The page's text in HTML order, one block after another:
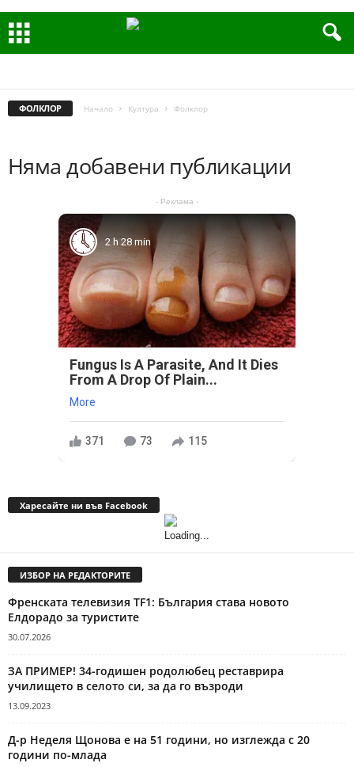
ФОЛКЛОР Начало Култура Фолклор
Няма добавени публикации
- Реклама -
2 h 28 min
Fungus Is A Parasite, And It Dies
From A Drop Of Plain...
More
371 73 115
Харесайте ни във Facebook
ИЗБОР НА РЕДАКТОРИТЕ
Френската телевизия TF1: България става новото
Елдорадо за туристите
30.07.2026
ЗА ПРИМЕР! 34-годишен родолюбец реставрира
училището в селото си, за да го възроди
13.09.2023
Д-р Неделя Щонова е на 51 години, но изглежда с 20
години по-млада